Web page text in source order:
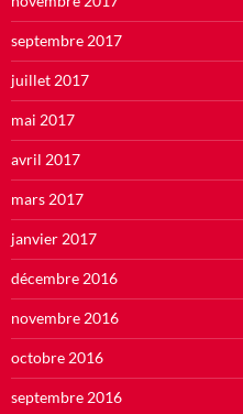
septembre 2017
juillet 2017
mai 2017
avril 2017
mars 2017
janvier 2017
décembre 2016
novembre 2016
octobre 2016
septembre 2016